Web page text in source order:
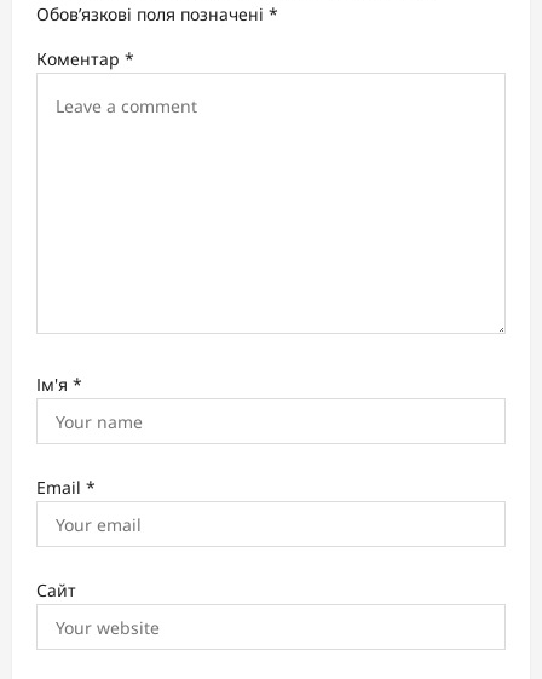
t
i
Обов’язкові поля позначені *
Коментар *
Ім'я *
Email *
Сайт